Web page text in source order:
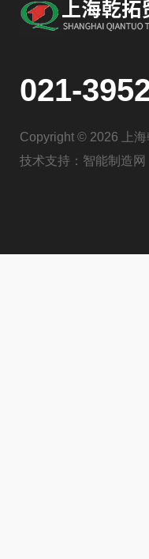
021-
Copyright © 2026 上
技术支持： 智能制造网